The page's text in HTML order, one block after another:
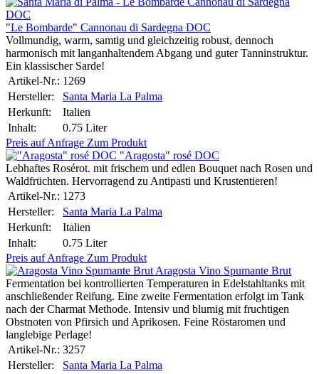
"Le Bombarde" Cannonau di Sardegna DOC
Vollmundig, warm, samtig und gleichzeitig robust, dennoch
harmonisch mit langanhaltendem Abgang und guter Tanninstruktur.
Ein klassischer Sarde!
Artikel-Nr.: 1269
Hersteller:
Santa Maria La Palma
Herkunft:
Italien
Inhalt:
0.75 Liter
Preis auf Anfrage Zum Produkt
"Aragosta" rosé DOC
Lebhaftes Rosérot. mit frischem und edlen Bouquet nach Rosen und
Waldfrüchten. Hervorragend zu Antipasti und Krustentieren!
Artikel-Nr.: 1273
Hersteller:
Santa Maria La Palma
Herkunft:
Italien
Inhalt:
0.75 Liter
Preis auf Anfrage Zum Produkt
Aragosta Vino Spumante Brut
Fermentation bei kontrollierten Temperaturen in Edelstahltanks mit
anschließender Reifung. Eine zweite Fermentation erfolgt im Tank
nach der Charmat Methode. Intensiv und blumig mit fruchtigen
Obstnoten von Pfirsich und Aprikosen. Feine Röstaromen und
langlebige Perlage!
Artikel-Nr.: 3257
Hersteller:
Santa Maria La Palma